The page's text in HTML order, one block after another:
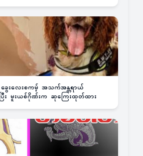
ေးလေးစကမ့် အသက်အန္တရာယ်
ပြီး မူးယစ်ဂိုဏ်းက ဆုကြေးထုတ်ထား